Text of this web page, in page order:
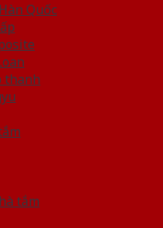
Quốc
thanh
tắm